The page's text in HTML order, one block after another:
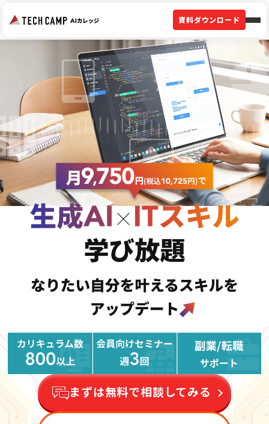
資料ダウンロード
まずは無料で相談してみる